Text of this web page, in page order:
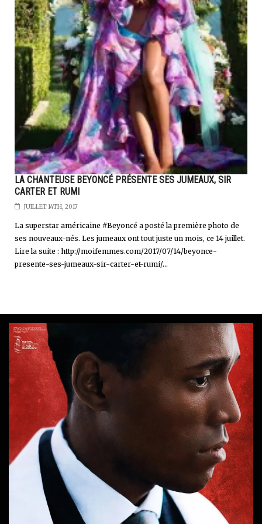
LA CHANTEUSE BEYONCÉ PRÉSENTE SES JUMEAUX, SIR
CARTER ET RUMI
JUILLET 14TH, 2017
La superstar américaine #Beyoncé a posté la première photo de
ses nouveaux-nés. Les jumeaux ont tout juste un mois, ce 14 juillet.
Lire la suite : http://moifemmes.com/2017/07/14/beyonce-
presente-ses-jumeaux-sir-carter-et-rumi/...